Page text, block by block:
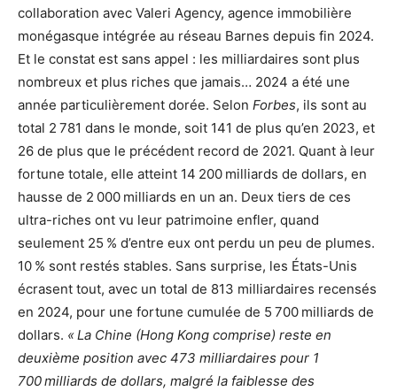
collaboration avec Valeri Agency, agence immobilière
monégasque intégrée au réseau Barnes depuis fin 2024.
Et le constat est sans appel : les milliardaires sont plus
nombreux et plus riches que jamais… 2024 a été une
année particulièrement dorée. Selon Forbes, ils sont au
total 2 781 dans le monde, soit 141 de plus qu’en 2023, et
26 de plus que le précédent record de 2021. Quant à leur
fortune totale, elle atteint 14 200 milliards de dollars, en
hausse de 2 000 milliards en un an. Deux tiers de ces
ultra-riches ont vu leur patrimoine enfler, quand
seulement 25 % d’entre eux ont perdu un peu de plumes.
10 % sont restés stables. Sans surprise, les États-Unis
écrasent tout, avec un total de 813 milliardaires recensés
en 2024, pour une fortune cumulée de 5 700 milliards de
dollars. « La Chine (Hong Kong comprise) reste en
deuxième position avec 473 milliardaires pour 1
700 milliards de dollars, malgré la faiblesse des